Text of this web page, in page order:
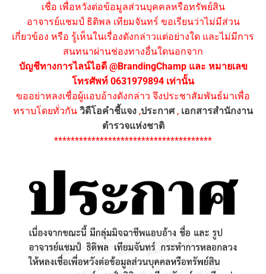
เชื่อ เพื่อหวังต่อข้อมูลส่วนบุคคลหรือทรัพย์สิน
อาจารย์แชมป์ ธิติพล เทียมจันทร์ ขอเรียนว่าไม่มีส่วน
เกี่ยวข้อง หรือ รู้เห็นในเรื่องดังกล่าวแต่อย่างใด และไม่มีการ
สนทนาผ่านช่องทางอื่นใดนอกจาก
บัญชีทางการไลน์ไอดี @BrandingChamp และ หมายเลข
โทรศัพท์ 0631979894 เท่านั้น
ขออย่าหลงเชื่อผู้แอบอ้างดังกล่าว จึงประชาสัมพันธ์มาเพื่อ
ทราบโดยทั่วกัน วิดีโอคำชี้แจง ,ประกาศ, เอกสารสำนักงาน
ตำรวจแห่งชาติ
**************************************